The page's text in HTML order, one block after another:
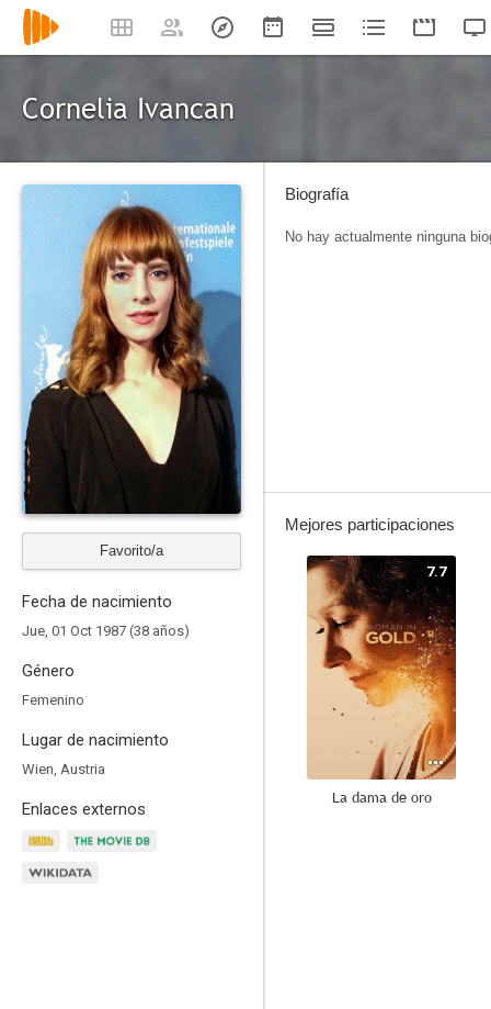
Cornelia Ivancan
Favorito/a
Fecha de nacimiento
Jue, 01 Oct 1987 (38 años)
Género
Femenino
Lugar de nacimiento
Wien, Austria
Enlaces externos
Biografía
No hay actualmente ninguna
Mejores participaciones
7.7
La dama de oro